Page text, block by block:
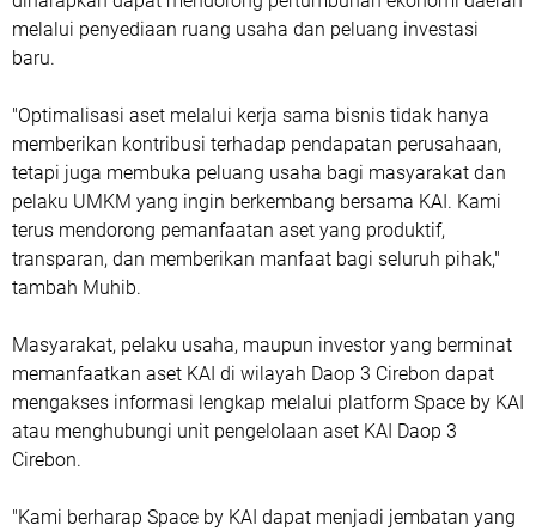
melalui penyediaan ruang usaha dan peluang investasi
baru.
"Optimalisasi aset melalui kerja sama bisnis tidak hanya
memberikan kontribusi terhadap pendapatan perusahaan,
tetapi juga membuka peluang usaha bagi masyarakat dan
pelaku UMKM yang ingin berkembang bersama KAI. Kami
terus mendorong pemanfaatan aset yang produktif,
transparan, dan memberikan manfaat bagi seluruh pihak,"
tambah Muhib.
Masyarakat, pelaku usaha, maupun investor yang berminat
memanfaatkan aset KAI di wilayah Daop 3 Cirebon dapat
mengakses informasi lengkap melalui platform Space by KAI
atau menghubungi unit pengelolaan aset KAI Daop 3
Cirebon.
"Kami berharap Space by KAI dapat menjadi jembatan yang